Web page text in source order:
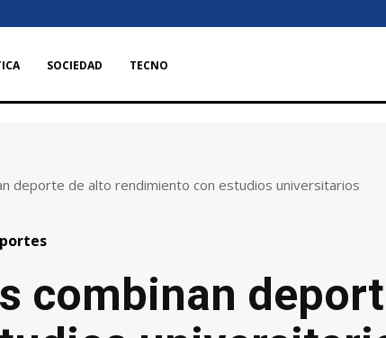
SOCIEDAD TECNO
deporte de alto rendimiento con estudios universitarios
combinan